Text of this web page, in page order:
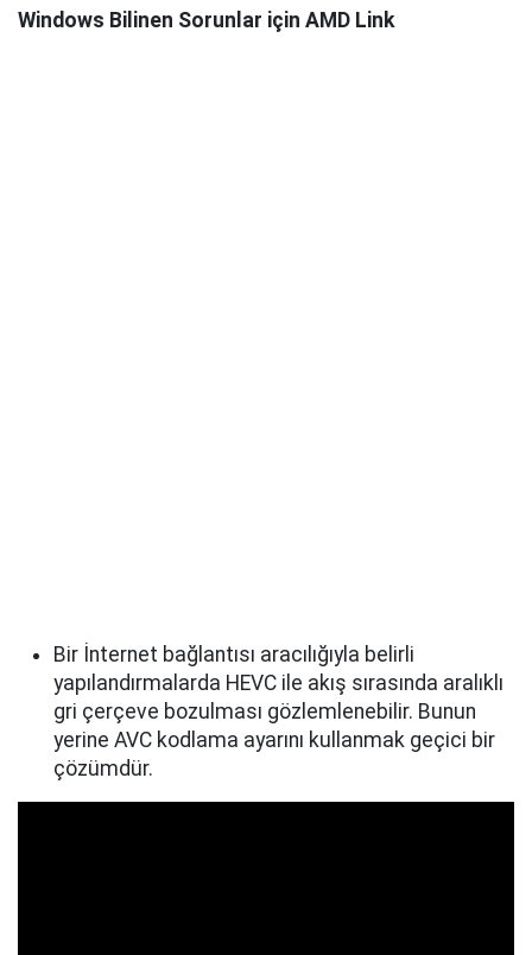
Windows Bilinen Sorunlar için AMD Link
Bir İnternet bağlantısı aracılığıyla belirli
yapılandırmalarda HEVC ile akış sırasında aralıklı
gri çerçeve bozulması gözlemlenebilir. Bunun
yerine AVC kodlama ayarını kullanmak geçici bir
çözümdür.